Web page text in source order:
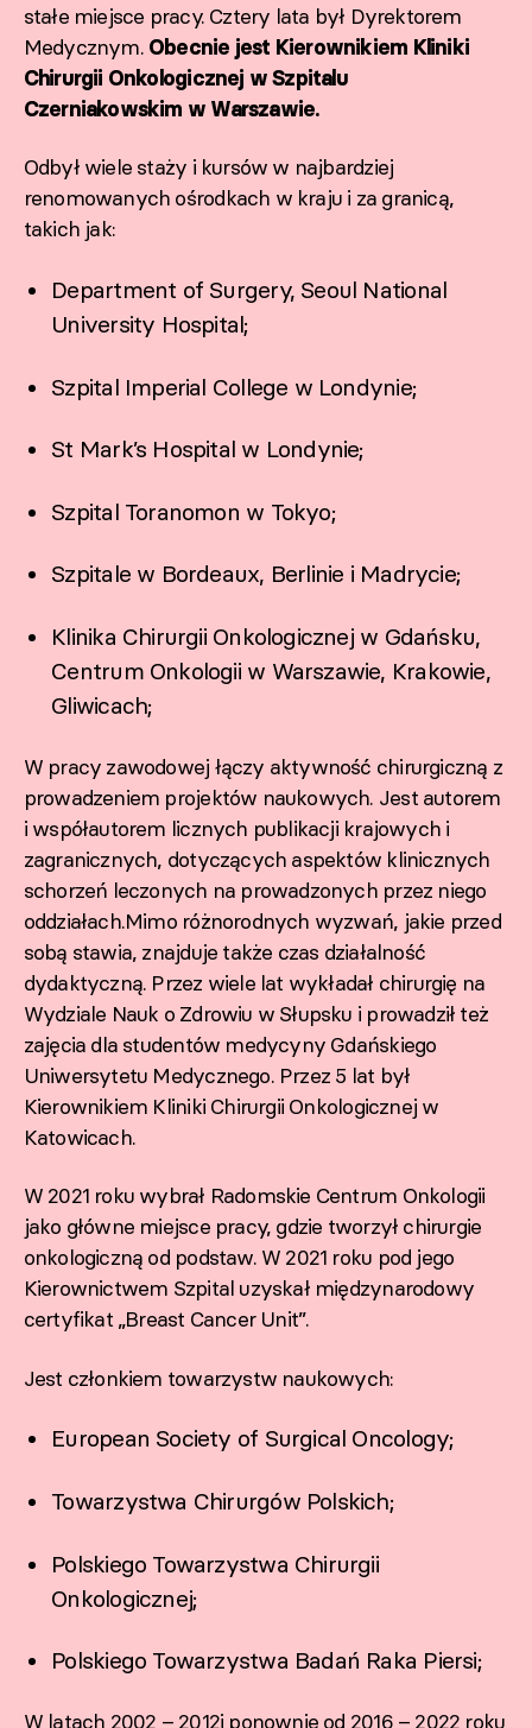
stałe miejsce pracy. Cztery lata był Dyrektorem
Medycznym. Obecnie jest Kierownikiem Kliniki
Chirurgii Onkologicznej w Szpitalu
Czerniakowskim w Warszawie.
Odbył wiele staży i kursów w najbardziej
renomowanych ośrodkach w kraju i za granicą,
takich jak:
Department of Surgery, Seoul National
University Hospital;
Szpital Imperial College w Londynie;
St Mark’s Hospital w Londynie;
Szpital Toranomon w Tokyo;
Szpitale w Bordeaux, Berlinie i Madrycie;
Klinika Chirurgii Onkologicznej w Gdańsku,
Centrum Onkologii w Warszawie, Krakowie,
Gliwicach;
W pracy zawodowej łączy aktywność chirurgiczną z
prowadzeniem projektów naukowych. Jest autorem
i współautorem licznych publikacji krajowych i
zagranicznych, dotyczących aspektów klinicznych
schorzeń leczonych na prowadzonych przez niego
oddziałach.Mimo różnorodnych wyzwań, jakie przed
sobą stawia, znajduje także czas działalność
dydaktyczną. Przez wiele lat wykładał chirurgię na
Wydziale Nauk o Zdrowiu w Słupsku i prowadził też
zajęcia dla studentów medycyny Gdańskiego
Uniwersytetu Medycznego. Przez 5 lat był
Kierownikiem Kliniki Chirurgii Onkologicznej w
Katowicach.
W 2021 roku wybrał Radomskie Centrum Onkologii
jako główne miejsce pracy, gdzie tworzył chirurgie
onkologiczną od podstaw. W 2021 roku pod jego
Kierownictwem Szpital uzyskał międzynarodowy
certyfikat „Breast Cancer Unit”.
Jest członkiem towarzystw naukowych:
European Society of Surgical Oncology;
Towarzystwa Chirurgów Polskich;
Polskiego Towarzystwa Chirurgii
Onkologicznej;
Polskiego Towarzystwa Badań Raka Piersi;
W latach 2002 – 2012i ponownie od 2016 – 2022 roku